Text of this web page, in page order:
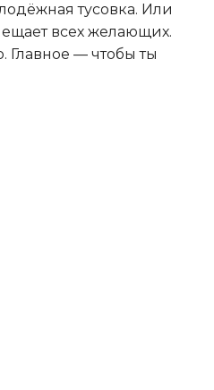
тусовка. Или
всех желающих.
— чтобы ты